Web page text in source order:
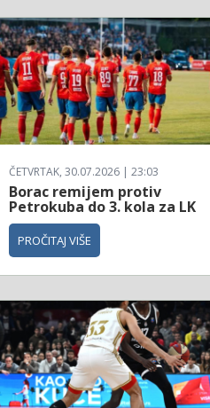
ČETVRTAK, 30.07.2026 | 23:03
Borac remijem protiv
Petrokuba do 3. kola za LK
PROČITAJ VIŠE